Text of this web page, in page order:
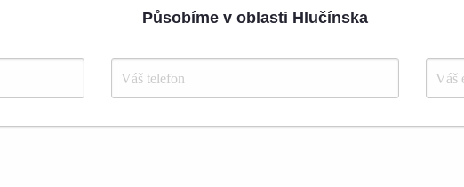
Působíme v oblasti Hlučínska